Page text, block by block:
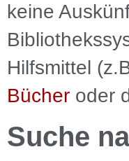
keine
Hilfsmittel
Bücher oder
Suche